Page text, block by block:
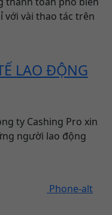
với vài thao tác trên
LAO ĐỘNG
ty Cashing Pro xin
người lao động
Phone-alt